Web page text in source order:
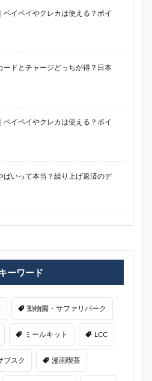
イペイやクレカは使える？ポイ
ードとチャージどっちが得？日本
イペイやクレカは使える？ポイ
ばいって本当？繰り上げ返済のデ
ーワード
動物園・サファリパーク
ミールキット LCC
ブスク 漫画喫茶